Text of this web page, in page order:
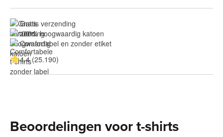
Gratis verzending
100% hoogwaardig katoen
Comfortabel en zonder etiket
4.4 (25.190)
Beoordelingen voor t-shirts